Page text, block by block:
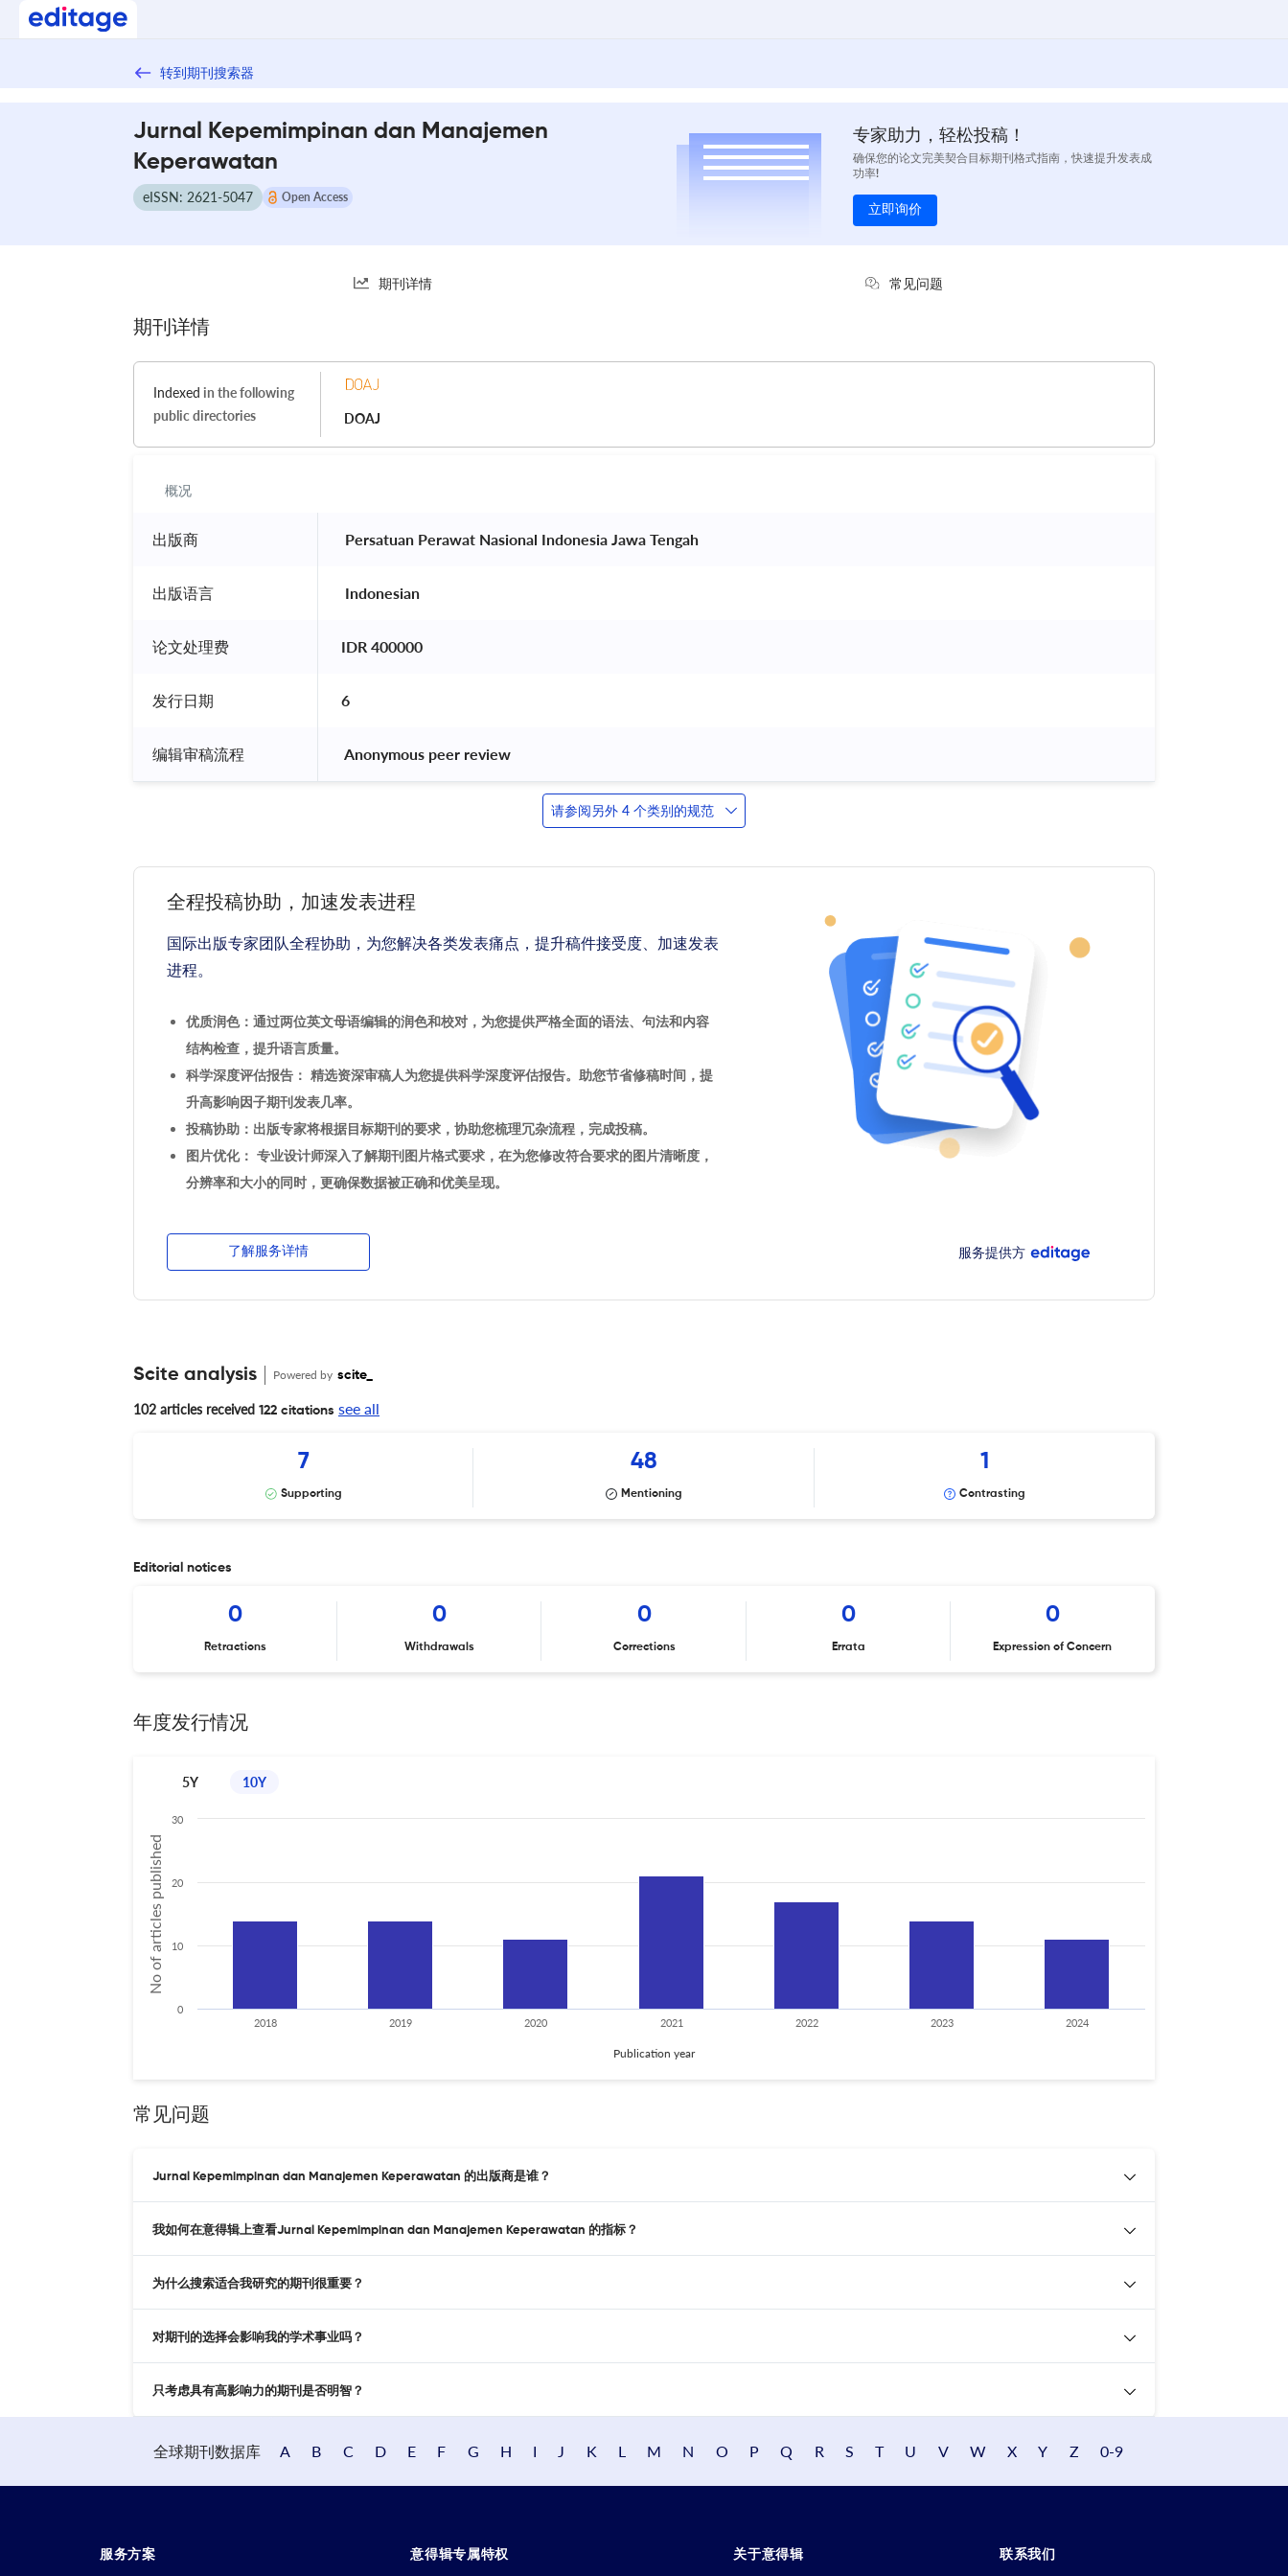
转到期刊搜索器
Jurnal Kepemimpinan dan Manajemen
Keperawatan
eISSN: 2621-5047 Open Access
专家助力，轻松投稿！
确保您的论文完美契合目标期刊格式指南，快速提升发表成
功率!
立即询价
期刊详情 常见问题
期刊详情
Indexed in the following
public directories
DOAJ
概况
出版商 Persatuan Perawat Nasional Indonesia Jawa Tengah
出版语言 Indonesian
论文处理费 IDR 400000
发行日期 6
编辑审稿流程 Anonymous peer review
请参阅另外 4 个类别的规范
全程投稿协助，加速发表进程
国际出版专家团队全程协助，为您解决各类发表痛点，提升稿件接受度、加速发表
进程。
优质润色：通过两位英文母语编辑的润色和校对，为您提供严格全面的语法、句法和内容
结构检查，提升语言质量。
科学深度评估报告： 精选资深审稿人为您提供科学深度评估报告。助您节省修稿时间，提
升高影响因子期刊发表几率。
投稿协助：出版专家将根据目标期刊的要求，协助您梳理冗杂流程，完成投稿。
图片优化： 专业设计师深入了解期刊图片格式要求，在为您修改符合要求的图片清晰度，
分辨率和大小的同时，更确保数据被正确和优美呈现。
了解服务详情 服务提供方
Scite analysis Powered by scite_
102 articles received 122 citations see all
7
Supporting
48
Mentioning
1
Contrasting
Editorial notices
0
Retractions
0
Withdrawals
0
Corrections
0
Errata
0
Expression of Concern
年度发行情况
5Y 10Y
No of articles published
Publication year
2018 2019 2020 2021 2022 2023 2024
0
10
20
30
常见问题
Jurnal Kepemimpinan dan Manajemen Keperawatan 的出版商是谁？
我如何在意得辑上查看Jurnal Kepemimpinan dan Manajemen Keperawatan 的指标？
为什么搜索适合我研究的期刊很重要？
对期刊的选择会影响我的学术事业吗？
只考虑具有高影响力的期刊是否明智？
全球期刊数据库 A B C D E F G H I J K L M N O P Q R S T U V W X Y Z 0-9